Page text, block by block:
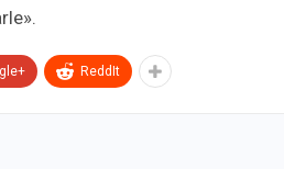
ReddIt